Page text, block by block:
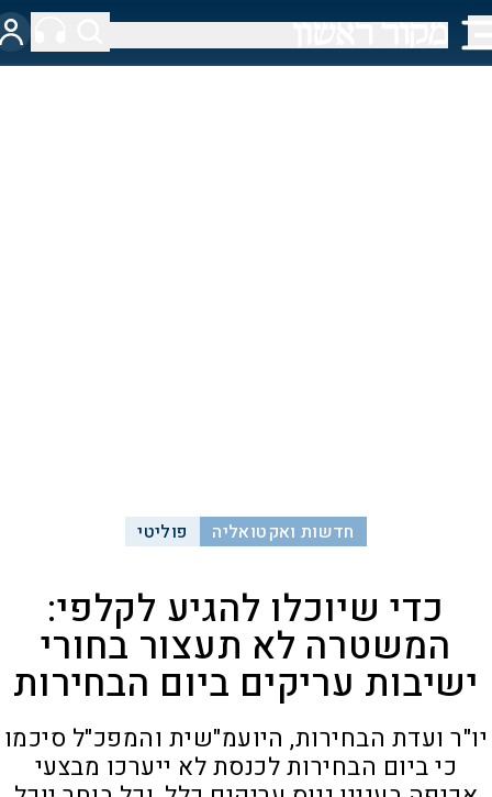
חדשות ואקטואליה פוליטי
כדי שיוכלו להגיע לקלפי:
המשטרה לא תעצור בחורי
ישיבות עריקים ביום הבחירות
יו"ר ועדת הבחירות, היועמ"שית והמפכ"ל סיכמו
כי ביום הבחירות לכנסת לא ייערכו מבצעי